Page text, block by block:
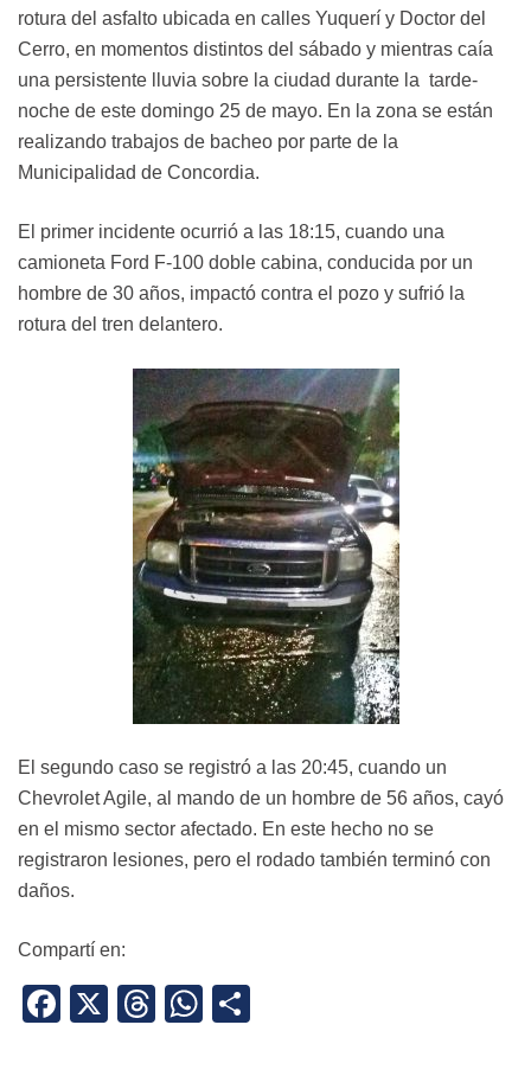
rotura del asfalto ubicada en calles Yuquerí y Doctor del
Cerro, en momentos distintos del sábado y mientras caía
una persistente lluvia sobre la ciudad durante la tarde-
noche de este domingo 25 de mayo. En la zona se están
realizando trabajos de bacheo por parte de la
Municipalidad de Concordia.
El primer incidente ocurrió a las 18:15, cuando una
camioneta Ford F-100 doble cabina, conducida por un
hombre de 30 años, impactó contra el pozo y sufrió la
rotura del tren delantero.
El segundo caso se registró a las 20:45, cuando un
Chevrolet Agile, al mando de un hombre de 56 años, cayó
en el mismo sector afectado. En este hecho no se
registraron lesiones, pero el rodado también terminó con
daños.
Compartí en:
Facebook
X Threads
WhatsApp